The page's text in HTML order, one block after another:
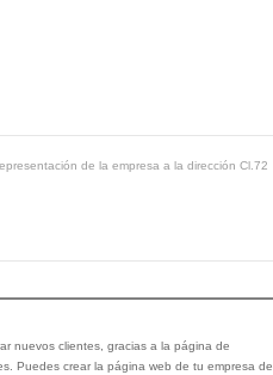
de la empresa a la dirección Cl.72
nuevos clientes, gracias a la página de
Puedes crear la página web de tu empresa de